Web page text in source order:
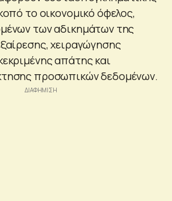
το οικονομικό όφελος,
των αδικημάτων της
χειραγώγησης
απάτης και
προσωπικών δεδομένων.